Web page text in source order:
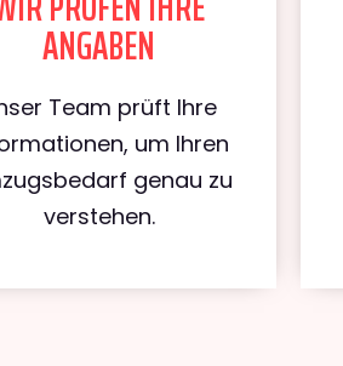
ANGABEN
Team prüft Ihre
um Ihren
genau zu
verstehen.